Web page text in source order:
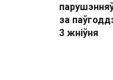
за
3 жніўня